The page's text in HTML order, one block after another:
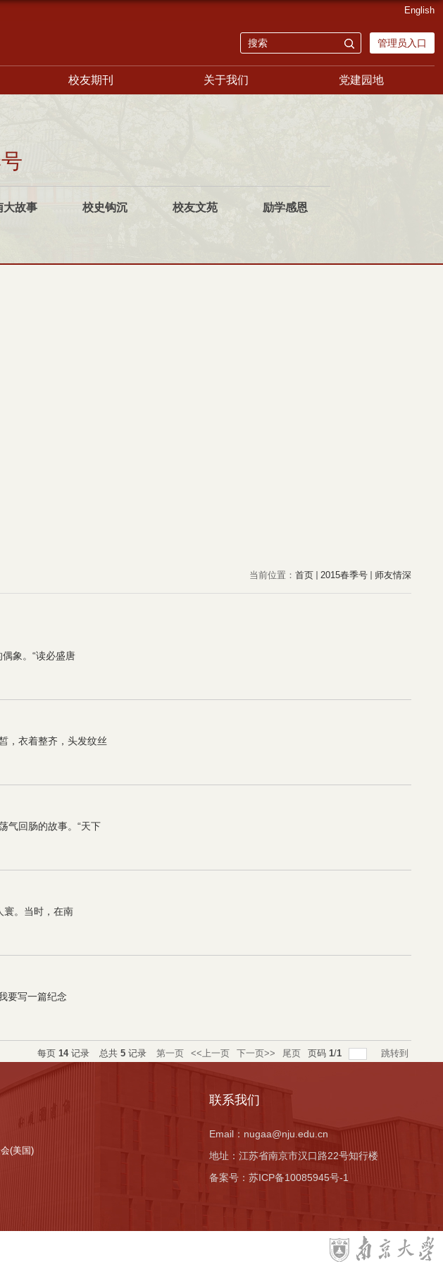
管理员入口
English
校友期刊 关于我们 党建园地
大故事 校史钩沉 校友文苑 励学感恩
当前位置： 首页 2015春季号 师友情深
象。“读必盛唐
，衣着整齐，头发纹丝
气回肠的故事。“天下
寰。当时，在南
要写一篇纪念
每页 14记录 总共 5记录 第一页 <<上一页 下一页>> 尾页 页码 1/1 跳转到
(美国)
联系我们
Email： nugaa@nju.edu.cn
地址： 江苏省南京市汉口路22号知行楼
备案号： 苏ICP备10085945号-1